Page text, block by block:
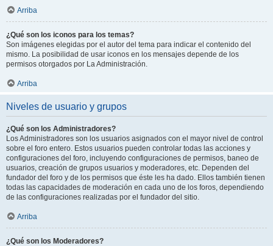
Arriba
¿Qué son los iconos para los temas?
Son imágenes elegidas por el autor del tema para indicar el contenido del
mismo. La posibilidad de usar iconos en los mensajes depende de los
permisos otorgados por La Administración.
Arriba
Niveles de usuario y grupos
¿Qué son los Administradores?
Los Administradores son los usuarios asignados con el mayor nivel de control
sobre el foro entero. Estos usuarios pueden controlar todas las acciones y
configuraciones del foro, incluyendo configuraciones de permisos, baneo de
usuarios, creación de grupos usuarios y moderadores, etc. Dependen del
fundador del foro y de los permisos que éste les ha dado. Ellos también tienen
todas las capacidades de moderación en cada uno de los foros, dependiendo
de las configuraciones realizadas por el fundador del sitio.
Arriba
¿Qué son los Moderadores?